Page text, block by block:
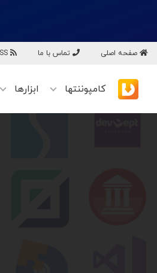
صفحه اصلی تماس با ما
کامپوننتها ابزارها